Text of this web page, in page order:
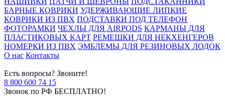
БАРНЫЕ КОВРИКИ УДЕРЖИВАЮЩИЕ ЛИПКИЕ
КОВРИКИ ИЗ ПВХ ПОДСТАВКИ ПОД ТЕЛЕФОН
ФОТОРАМКИ ЧЕХЛЫ ДЛЯ AIRPODS КАРМАНЫ ДЛЯ
ПЛАСТИКОВЫХ КАРТ РЕМЕШКИ ДЛЯ НЕКХЕНГЕРОВ
НОМЕРКИ ИЗ ПВХ ЭМБЛЕМЫ ДЛЯ РЕЗИНОВЫХ ЛОДОК
О нас Контакты
Есть вопросы? Звоните!
8 800 600 74 15
Звонок по РФ БЕСПЛАТНО!